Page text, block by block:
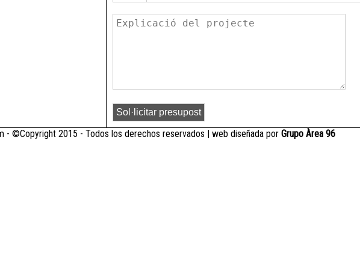
- ©Copyright 2015 - Todos los derechos reservados | web diseñada por Grupo Àrea 96